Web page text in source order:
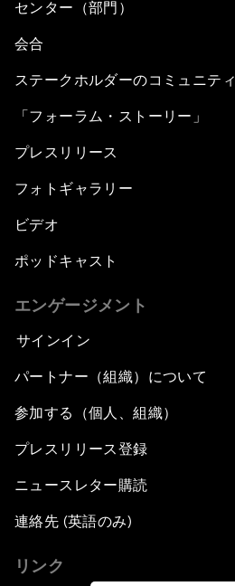
センター（部門）
会合
ステークホルダーのコミュニティ
「フォーラム・ストーリー」
プレスリリース
フォトギャラリー
ビデオ
ポッドキャスト
エンゲージメント
サインイン
パートナー（組織）について
参加する（個人、組織）
プレスリリース登録
ニュースレター購読
連絡先 (英語のみ)
リンク